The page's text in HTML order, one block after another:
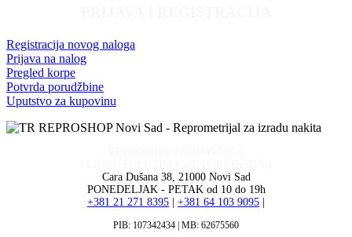
Registracija novog naloga
Prijava na nalog
Pregled korpe
Potvrda porudžbine
Uputstvo za kupovinu
Cara Dušana 38, 21000 Novi Sad
PONEDELJAK - PETAK od 10 do 19h
+381 21 271 8395
+381 64 103 9095
PIB: 107342434 | MB: 62675560